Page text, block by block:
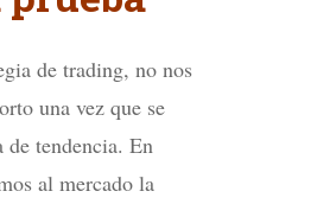
de trading, no nos
una vez que se
tendencia. En
al mercado la